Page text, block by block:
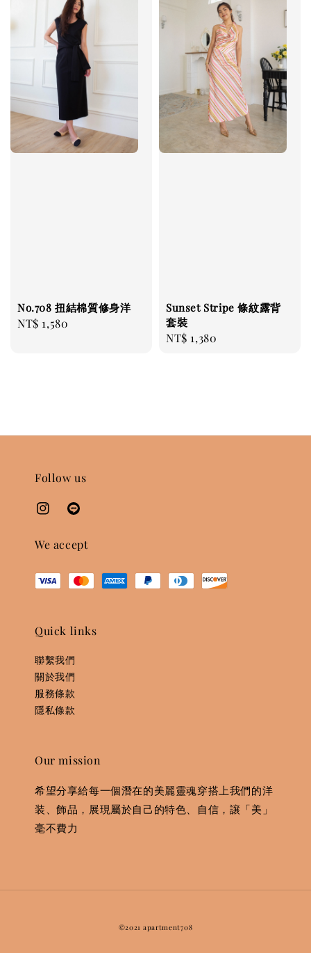
No.708 扭結棉質修身洋
Regular
NT$ 1,580
Sunset Stripe 條紋露背
套裝
Regular
NT$ 1,380
Follow us
We accept
Quick links
聯繫我們
關於我們
服務條款
隱私條款
Our mission
希望分享給每一個潛在的美麗靈魂穿搭上我們的洋
装、飾品，展現屬於自己的特色、自信，譲「美」
毫不費力
©2021 apartment708